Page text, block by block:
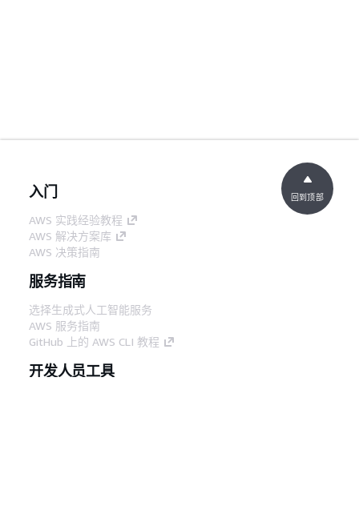
入门
AWS 实践经验教程
AWS 解决方案库
AWS 决策指南
服务指南
选择生成式人工智能服务
AWS 服务指南
GitHub 上的 AWS CLI 教程
开发人员工具
回到顶部